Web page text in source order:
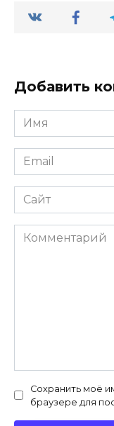
Добавить
Имя
*
Email
*
Сайт
Комментарий
Сохранить моё
браузере для